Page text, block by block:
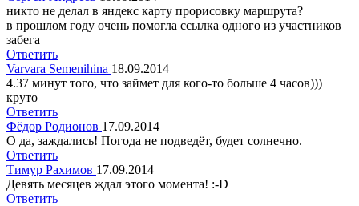
никто не делал в яндекс карту прорисовку маршрута?
в прошлом году очень помогла ссылка одного из участников
забега
Ответить
Varvara Semenihina 18.09.2014
4.37 минут того, что займет для кого-то больше 4 часов)))
круто
Ответить
Фёдор Родионов 17.09.2014
О да, заждались! Погода не подведёт, будет солнечно.
Ответить
Тимур Рахимов 17.09.2014
Девять месяцев ждал этого момента! :-D
Ответить